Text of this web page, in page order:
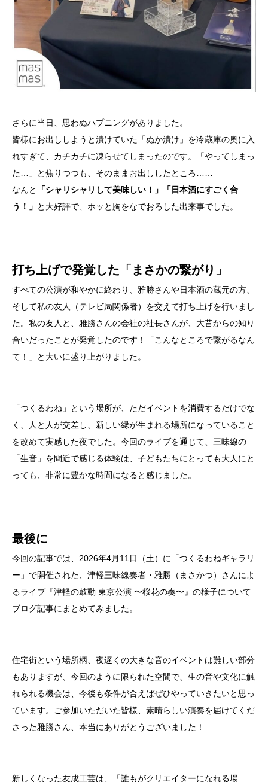
さらに当日、思わぬハプニングがありました。
皆様にお出ししようと漬けていた「ぬか漬け」を冷蔵庫の奥に入
れすぎて、カチカチに凍らせてしまったのです。「やってしまっ
た…」と焦りつつも、そのままお出ししたところ……
なんと
「シャリシャリして美味しい！」「日本酒にすごく合
う！」 と大好評で、ホッと胸をなでおろした出来事でした。
打ち上げで発覚した「まさかの繋がり」
すべての公演が和やかに終わり、雅勝さんや日本酒の蔵元の方、
そして私の友人（テレビ局関係者）を交えて打ち上げを行いまし
た。私の友人と、雅勝さんの会社の社長さんが、大昔からの知り
合いだったことが発覚したのです！「こんなところで繋がるなん
て！」と大いに盛り上がりました。
「つくるわね」という場所が、ただイベントを消費するだけでな
く、人と人が交差し、新しい縁が生まれる場所になっていること
を改めて実感した夜でした。今回のライブを通じて、三味線の
「生音」を間近で感じる体験は、子どもたちにとっても大人にと
っても、非常に豊かな時間になると感じました。
最後に
今回の記事では、2026年4月11日（土）に「つくるわねギャラリ
ー」で開催された、津軽三味線奏者・雅勝（まさかつ）さんによ
るライブ『津軽の鼓動 東京公演 〜桜花の奏〜』の様子について
ブログ記事にまとめてみました。
住宅街という場所柄、夜遅くの大きな音のイベントは難しい部分
もありますが、今回のように限られた空間で、生の音や文化に触
れられる機会は、今後も条件が合えばぜひやっていきたいと思っ
ています。ご参加いただいた皆様、素晴らしい演奏を届けてくだ
さった雅勝さん、本当にありがとうございました！
新しくなった友成工芸は、「誰もがクリエイターになれる場